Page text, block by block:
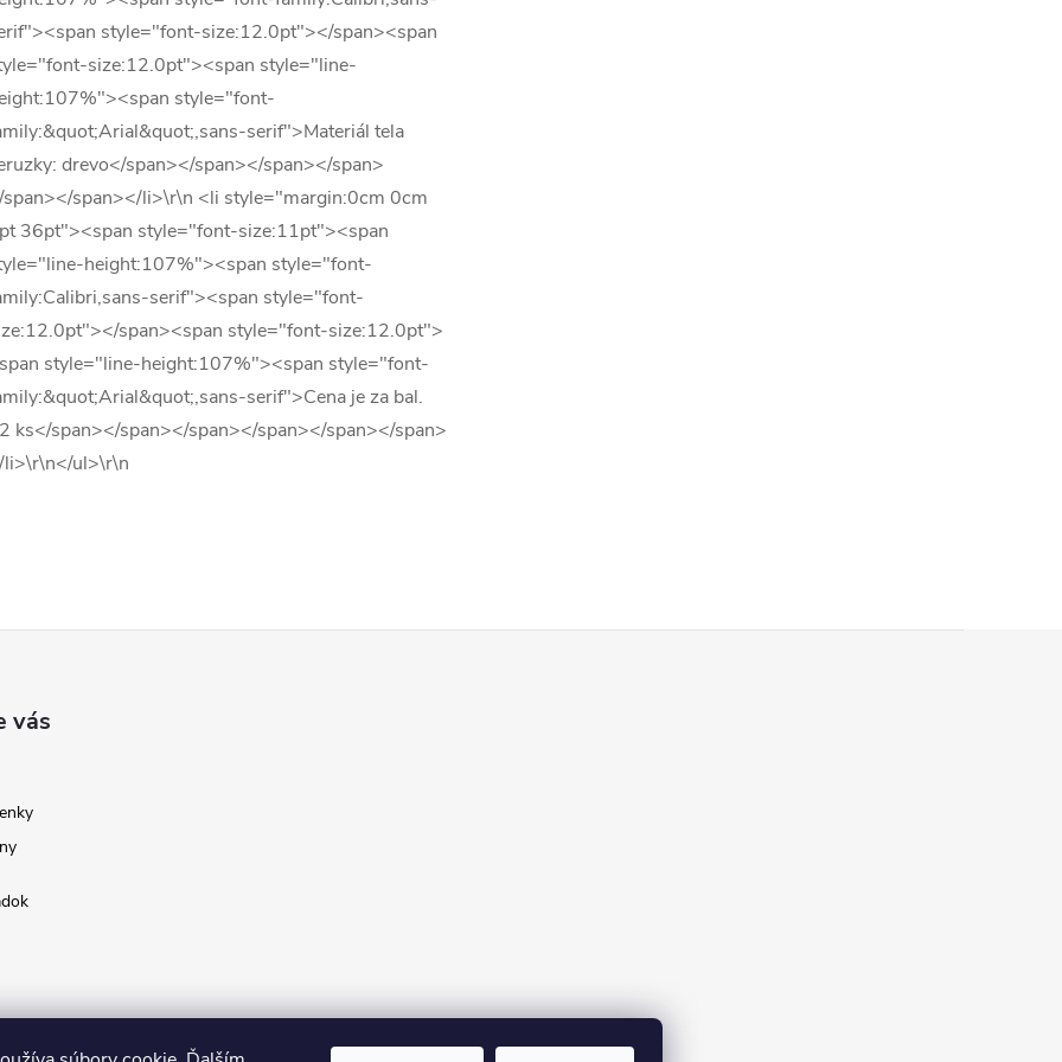
style="font-size:12.0pt"></span><span
size:12.0pt"><span style="line-
style="font-
serif">Materiál tela
drevo</span></span></span></span>
span></span></li>\r\n <li style="margin:0cm 0cm
36pt"><span style="font-size:11pt"><span
height:107%"><span style="font-
serif"><span style="font-
span><span style="font-size:12.0pt">
style="line-height:107%"><span style="font-
serif">Cena je za bal.
ks</span></span></span></span></span></span>
li>\r\n</ul>\r\n
vás